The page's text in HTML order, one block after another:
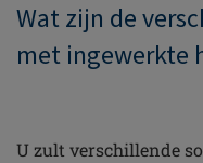
Wat zijn de
met ingewerkte
U zult verschillende